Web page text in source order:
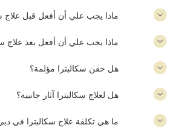
ماذا يجب علي أن أفعل قبل علاج
ماذا يجب علي أن أفعل بعد علاج
هل حقن سكالبترا مؤلمة؟
هل لعلاج سكالبترا آثار جانبية؟
ما هي تكلفة علاج سكالبترا في